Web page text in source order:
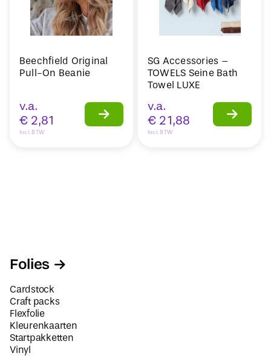
Beechfield Original
Pull-On Beanie
v.a.
€ 2,81
Incl. BTW
SG Accessories –
TOWELS Seine Bath
Towel LUXE
v.a.
€ 21,88
Incl. BTW
Folies
Cardstock
Craft packs
Flexfolie
Kleurenkaarten
Startpakketten
Vinyl